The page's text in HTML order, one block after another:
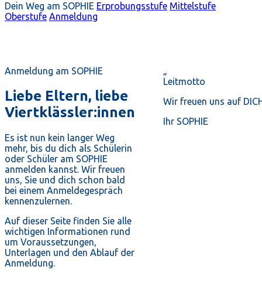
Dein Weg am SOPHIE Erprobungsstufe Mittelstufe
Oberstufe Anmeldung
Anmeldung am SOPHIE
Liebe Eltern, liebe
Viertklässler:innen
Es ist nun kein langer Weg
mehr, bis du dich als Schülerin
oder Schüler am SOPHIE
anmelden kannst. Wir freuen
uns, Sie und dich schon bald
bei einem Anmeldegespräch
kennenzulernen.
Auf dieser Seite finden Sie alle
wichtigen Informationen rund
um Voraussetzungen,
Unterlagen und den Ablauf der
Anmeldung.
„
Leitmotto
Wir freuen uns auf
Ihr SOPHIE